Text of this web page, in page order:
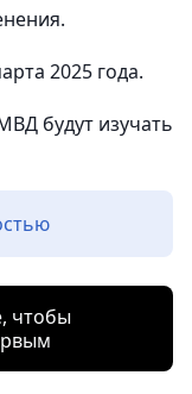
2025 года.
будут изучать
чтобы